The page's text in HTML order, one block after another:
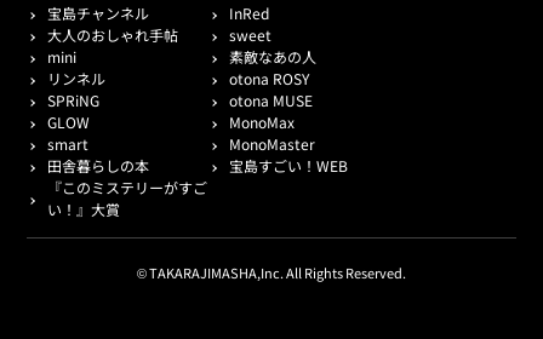
宝島チャンネル
InRed
大人のおしゃれ手帖
sweet
mini
素敵なあの人
リンネル
otona ROSY
SPRiNG
otona MUSE
GLOW
MonoMax
smart
MonoMaster
田舎暮らしの本
宝島すごい！WEB
『このミステリーがすご
い！』大賞
© TAKARAJIMASHA,Inc. All Rights Reserved.